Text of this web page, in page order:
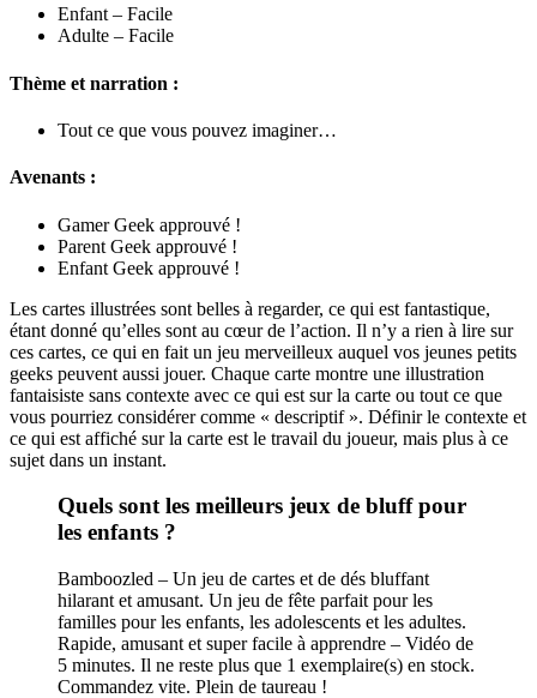
Enfant – Facile
Adulte – Facile
Thème et narration :
Tout ce que vous pouvez imaginer…
Avenants :
Gamer Geek approuvé !
Parent Geek approuvé !
Enfant Geek approuvé !
Les cartes illustrées sont belles à regarder, ce qui est fantastique,
étant donné qu’elles sont au cœur de l’action. Il n’y a rien à lire sur
ces cartes, ce qui en fait un jeu merveilleux auquel vos jeunes petits
geeks peuvent aussi jouer. Chaque carte montre une illustration
fantaisiste sans contexte avec ce qui est sur la carte ou tout ce que
vous pourriez considérer comme « descriptif ». Définir le contexte et
ce qui est affiché sur la carte est le travail du joueur, mais plus à ce
sujet dans un instant.
Quels sont les meilleurs jeux de bluff pour
les enfants ?
Bamboozled – Un jeu de cartes et de dés bluffant
hilarant et amusant. Un jeu de fête parfait pour les
familles pour les enfants, les adolescents et les adultes.
Rapide, amusant et super facile à apprendre – Vidéo de
5 minutes. Il ne reste plus que 1 exemplaire(s) en stock.
Commandez vite. Plein de taureau !